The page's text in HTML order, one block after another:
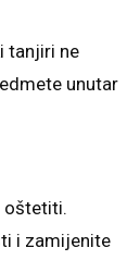
tanjiri ne
unutar
oštetiti.
i zamijenite